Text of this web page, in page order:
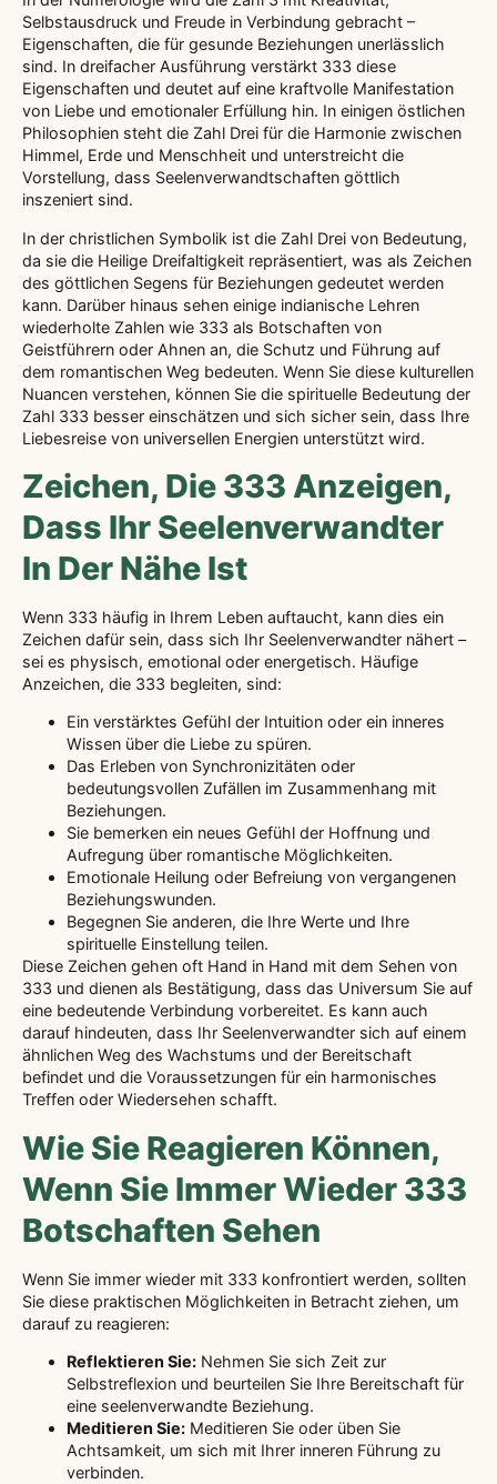
Selbstausdruck und Freude in Verbindung gebracht –
Eigenschaften, die für gesunde Beziehungen unerlässlich
sind. In dreifacher Ausführung verstärkt 333 diese
Eigenschaften und deutet auf eine kraftvolle Manifestation
von Liebe und emotionaler Erfüllung hin. In einigen östlichen
Philosophien steht die Zahl Drei für die Harmonie zwischen
Himmel, Erde und Menschheit und unterstreicht die
Vorstellung, dass Seelenverwandtschaften göttlich
inszeniert sind.
In der christlichen Symbolik ist die Zahl Drei von Bedeutung,
da sie die Heilige Dreifaltigkeit repräsentiert, was als Zeichen
des göttlichen Segens für Beziehungen gedeutet werden
kann. Darüber hinaus sehen einige indianische Lehren
wiederholte Zahlen wie 333 als Botschaften von
Geistführern oder Ahnen an, die Schutz und Führung auf
dem romantischen Weg bedeuten. Wenn Sie diese kulturellen
Nuancen verstehen, können Sie die spirituelle Bedeutung der
Zahl 333 besser einschätzen und sich sicher sein, dass Ihre
Liebesreise von universellen Energien unterstützt wird.
Zeichen, Die 333 Anzeigen,
Dass Ihr Seelenverwandter
In Der Nähe Ist
Wenn 333 häufig in Ihrem Leben auftaucht, kann dies ein
Zeichen dafür sein, dass sich Ihr Seelenverwandter nähert –
sei es physisch, emotional oder energetisch. Häufige
Anzeichen, die 333 begleiten, sind:
Ein verstärktes Gefühl der Intuition oder ein inneres
Wissen über die Liebe zu spüren.
Das Erleben von Synchronizitäten oder
bedeutungsvollen Zufällen im Zusammenhang mit
Beziehungen.
Sie bemerken ein neues Gefühl der Hoffnung und
Aufregung über romantische Möglichkeiten.
Emotionale Heilung oder Befreiung von vergangenen
Beziehungswunden.
Begegnen Sie anderen, die Ihre Werte und Ihre
spirituelle Einstellung teilen.
Diese Zeichen gehen oft Hand in Hand mit dem Sehen von
333 und dienen als Bestätigung, dass das Universum Sie auf
eine bedeutende Verbindung vorbereitet. Es kann auch
darauf hindeuten, dass Ihr Seelenverwandter sich auf einem
ähnlichen Weg des Wachstums und der Bereitschaft
befindet und die Voraussetzungen für ein harmonisches
Treffen oder Wiedersehen schafft.
Wie Sie Reagieren Können,
Wenn Sie Immer Wieder 333
Botschaften Sehen
Wenn Sie immer wieder mit 333 konfrontiert werden, sollten
Sie diese praktischen Möglichkeiten in Betracht ziehen, um
darauf zu reagieren:
Reflektieren Sie: Nehmen Sie sich Zeit zur
Selbstreflexion und beurteilen Sie Ihre Bereitschaft für
eine seelenverwandte Beziehung.
Meditieren Sie: Meditieren Sie oder üben Sie
Achtsamkeit, um sich mit Ihrer inneren Führung zu
verbinden.